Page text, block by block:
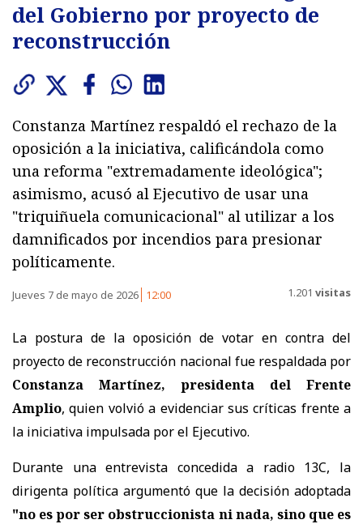
del Gobierno por proyecto de
reconstrucción
Constanza Martínez respaldó el rechazo de la
oposición a la iniciativa, calificándola como
una reforma "extremadamente ideológica";
asimismo, acusó al Ejecutivo de usar una
"triquiñuela comunicacional" al utilizar a los
damnificados por incendios para presionar
políticamente.
Jueves 7 de mayo de 2026 12:00 1.201 visitas
La postura de la oposición de votar en contra del
proyecto de reconstrucción nacional fue respaldada por
Constanza Martínez, presidenta del Frente
Amplio, quien volvió a evidenciar sus críticas frente a
la iniciativa impulsada por el Ejecutivo.
Durante una entrevista concedida a radio 13C, la
dirigenta política argumentó que la decisión adoptada
"no es por ser obstruccionista ni nada, sino que es